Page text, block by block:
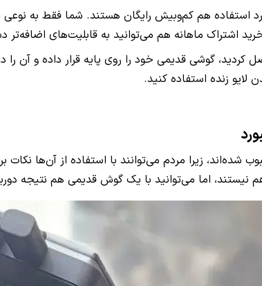
استفاده هم کم‌وبیش رایگان هستند. شما فقط به نوعی
کردید، گوشی قدیمی خود را روی پایه قرار داده و
زنده استفاده کنید.
شده‌اند، زیرا مردم می‌توانند با استفاده از آن‌ها
نیستند، اما می‌توانید با یک گوش قدیمی هم نتیجه